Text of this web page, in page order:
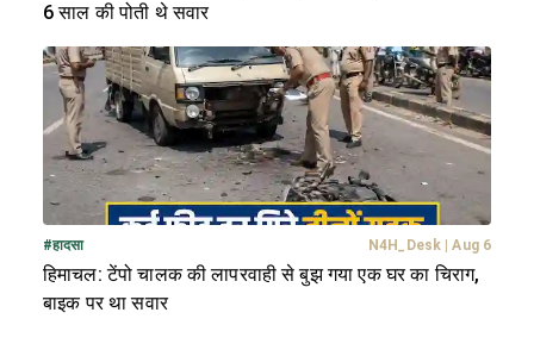
6 साल की पोती थे सवार
#हादसा N4H_Desk Aug 6
हिमाचल: टेंपो चालक की लापरवाही से बुझ गया एक घर का चिराग,
बाइक पर था सवार